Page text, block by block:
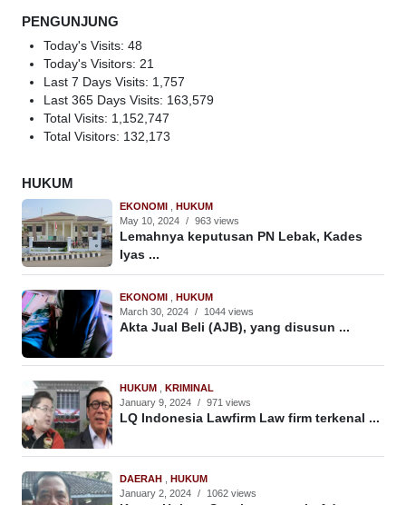
PENGUNJUNG
Today's Visits: 48
Today's Visitors: 21
Last 7 Days Visits: 1,757
Last 365 Days Visits: 163,579
Total Visits: 1,152,747
Total Visitors: 132,173
HUKUM
EKONOMI , HUKUM
May 10, 2024 / 963 views
Lemahnya keputusan PN Lebak, Kades
Iyas ...
EKONOMI , HUKUM
March 30, 2024 / 1044 views
Akta Jual Beli (AJB), yang disusun ...
HUKUM , KRIMINAL
January 9, 2024 / 971 views
LQ Indonesia Lawfirm Law firm terkenal ...
DAERAH , HUKUM
January 2, 2024 / 1062 views